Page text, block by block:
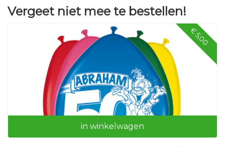
Vergeet niet mee te bestellen!
€ 5,00
in winkelwagen